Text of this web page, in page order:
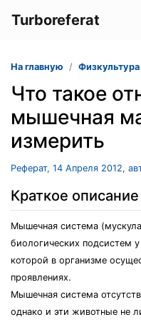
Turboreferat
На главную
Что такое
мышечная
измерить
Реферат, 14 Апреля 2012,
Краткое описание
Мышечная система
биологических подсистем
которой в организме
проявлениях.
Мышечная система
однако и эти животные не